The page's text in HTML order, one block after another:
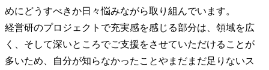
めにどうすべきか日々悩みながら取り組んでいます。
経営研のプロジェクトで充実感を感じる部分は、領域を広
く、そして深いところでご支援をさせていただけることが
多いため、自分が知らなかったことやまだまだ足りないス